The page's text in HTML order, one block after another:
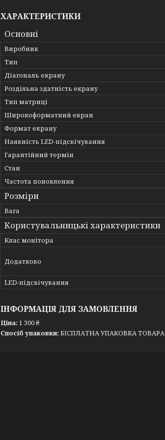
ХАРАКТЕРИСТИКИ
Основні
Виробник
Тип
Діагональ екрану
Роздільна здатність екрану
Тип матриці
Широкоформатний екран
Формат екрану
Наявність LED-підсвічування
Гарантійний термін
Стан
Частота поновлення
Розміри
Вага
Користувальницькі характеристики
Клас монітора
Додатково
LED-підсвічування
ІНФОРМАЦІЯ ДЛЯ ЗАМОВЛЕННЯ
Ціна: 1 300 ₴
Спосіб упаковки: БІСПЛАТНА УПАКОВКА ТОВАРА